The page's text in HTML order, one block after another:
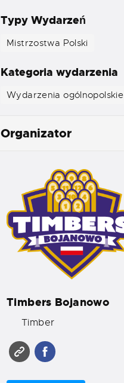
Typy Wydarzeń
Mistrzostwa Polski
Kategoria wydarzenia
Wydarzenia ogólnopolskie
Organizator
Timbers Bojanowo
Timber